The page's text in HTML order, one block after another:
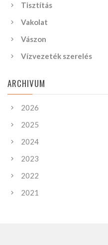
Tisztítás
Vakolat
Vászon
Vízvezeték szerelés
ARCHIVUM
2026
2025
2024
2023
2022
2021